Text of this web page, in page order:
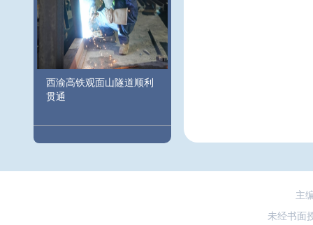
西渝高铁观面山隧道顺利
贯通
主
未经书面